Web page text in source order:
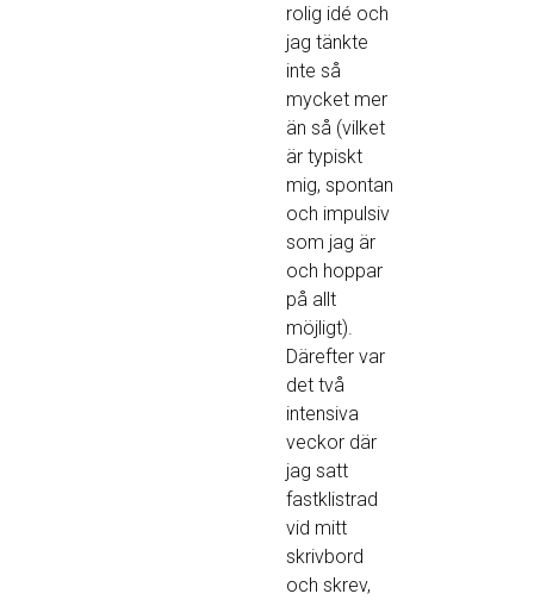
rolig idé och
jag tänkte
inte så
mycket mer
än så (vilket
är typiskt
mig, spontan
och impulsiv
som jag är
och hoppar
på allt
möjligt).
Därefter var
det två
intensiva
veckor där
jag satt
fastklistrad
vid mitt
skrivbord
och skrev,